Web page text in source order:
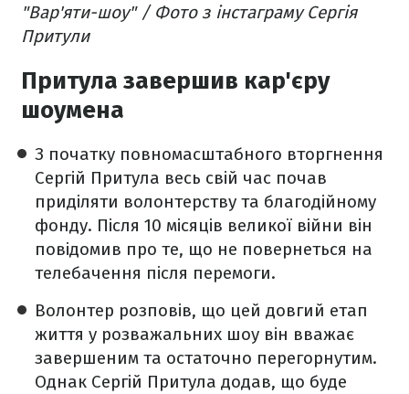
"Вар'яти-шоу" / Фото з інстаграму Сергія
Притули
Притула завершив кар'єру
шоумена
З початку повномасштабного вторгнення
Сергій Притула весь свій час почав
приділяти волонтерству та благодійному
фонду. Після 10 місяців великої війни він
повідомив про те, що не повернеться на
телебачення після перемоги.
Волонтер розповів, що цей довгий етап
життя у розважальних шоу він вважає
завершеним та остаточно перегорнутим.
Однак Сергій Притула додав, що буде